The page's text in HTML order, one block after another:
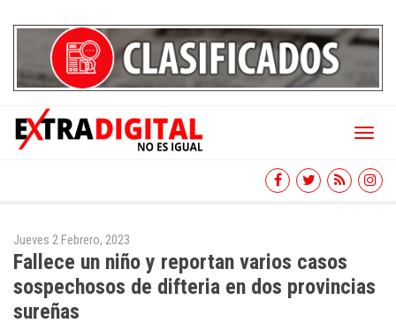
Toggle
Jueves 2 Febrero, 2023
Fallece un niño y reportan varios casos
sospechosos de difteria en dos provincias
sureñas